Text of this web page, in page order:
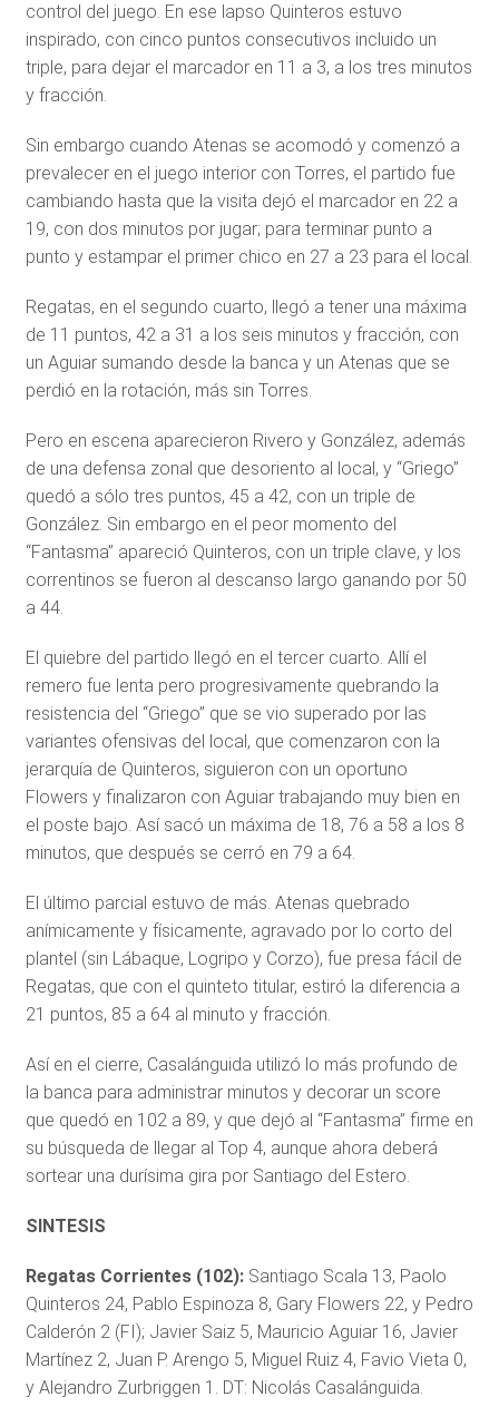
control del juego. En ese lapso Quinteros estuvo
inspirado, con cinco puntos consecutivos incluido un
triple, para dejar el marcador en 11 a 3, a los tres minutos
y fracción.
Sin embargo cuando Atenas se acomodó y comenzó a
prevalecer en el juego interior con Torres, el partido fue
cambiando hasta que la visita dejó el marcador en 22 a
19, con dos minutos por jugar; para terminar punto a
punto y estampar el primer chico en 27 a 23 para el local.
Regatas, en el segundo cuarto, llegó a tener una máxima
de 11 puntos, 42 a 31 a los seis minutos y fracción, con
un Aguiar sumando desde la banca y un Atenas que se
perdió en la rotación, más sin Torres.
Pero en escena aparecieron Rivero y González, además
de una defensa zonal que desoriento al local, y “Griego”
quedó a sólo tres puntos, 45 a 42, con un triple de
González. Sin embargo en el peor momento del
“Fantasma” apareció Quinteros, con un triple clave, y los
correntinos se fueron al descanso largo ganando por 50
a 44.
El quiebre del partido llegó en el tercer cuarto. Allí el
remero fue lenta pero progresivamente quebrando la
resistencia del “Griego” que se vio superado por las
variantes ofensivas del local, que comenzaron con la
jerarquía de Quinteros, siguieron con un oportuno
Flowers y finalizaron con Aguiar trabajando muy bien en
el poste bajo. Así sacó un máxima de 18, 76 a 58 a los 8
minutos, que después se cerró en 79 a 64.
El último parcial estuvo de más. Atenas quebrado
anímicamente y físicamente, agravado por lo corto del
plantel (sin Lábaque, Logripo y Corzo), fue presa fácil de
Regatas, que con el quinteto titular, estiró la diferencia a
21 puntos, 85 a 64 al minuto y fracción.
Así en el cierre, Casalánguida utilizó lo más profundo de
la banca para administrar minutos y decorar un score
que quedó en 102 a 89, y que dejó al “Fantasma” firme en
su búsqueda de llegar al Top 4, aunque ahora deberá
sortear una durísima gira por Santiago del Estero.
SINTESIS
Regatas Corrientes (102):Santiago Scala 13, Paolo
Quinteros 24, Pablo Espinoza 8, Gary Flowers 22, y Pedro
Calderón 2 (FI); Javier Saiz 5, Mauricio Aguiar 16, Javier
Martínez 2, Juan P. Arengo 5, Miguel Ruiz 4, Favio Vieta 0,
y Alejandro Zurbriggen 1. DT: Nicolás Casalánguida.